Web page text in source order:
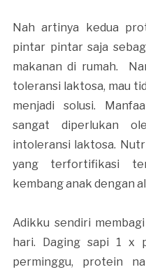
Nah artinya kedua
pintar pintar saja
makanan di rumah.
toleransi laktosa, mau
menjadi solusi.
sangat diperlukan
intoleransi laktosa.
yang terfortifikasi
kembang anak dengan
Adikku sendiri
hari. Daging sapi 1 x
perminggu, protein